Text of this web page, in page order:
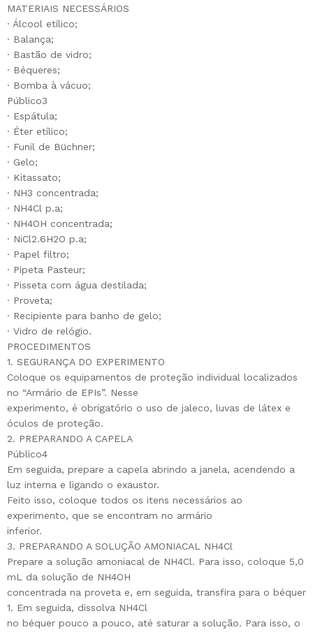
MATERIAIS NECESSÁRIOS
· Álcool etílico;
· Balança;
· Bastão de vidro;
· Béqueres;
· Bomba à vácuo;
Público3
· Espátula;
· Éter etílico;
· Funil de Büchner;
· Gelo;
· Kitassato;
· NH3 concentrada;
· NH4Cl p.a;
· NH4OH concentrada;
· NiCl2.6H2O p.a;
· Papel filtro;
· Pipeta Pasteur;
· Pisseta com água destilada;
· Proveta;
· Recipiente para banho de gelo;
· Vidro de relógio.
PROCEDIMENTOS
1. SEGURANÇA DO EXPERIMENTO
Coloque os equipamentos de proteção individual localizados
no “Armário de EPIs”. Nesse
experimento, é obrigatório o uso de jaleco, luvas de látex e
óculos de proteção.
2. PREPARANDO A CAPELA
Público4
Em seguida, prepare a capela abrindo a janela, acendendo a
luz interna e ligando o exaustor.
Feito isso, coloque todos os itens necessários ao
experimento, que se encontram no armário
inferior.
3. PREPARANDO A SOLUÇÃO AMONIACAL NH4Cl
Prepare a solução amoniacal de NH4Cl. Para isso, coloque 5,0
mL da solução de NH4OH
concentrada na proveta e, em seguida, transfira para o béquer
1. Em seguida, dissolva NH4Cl
no béquer pouco a pouco, até saturar a solução. Para isso, o